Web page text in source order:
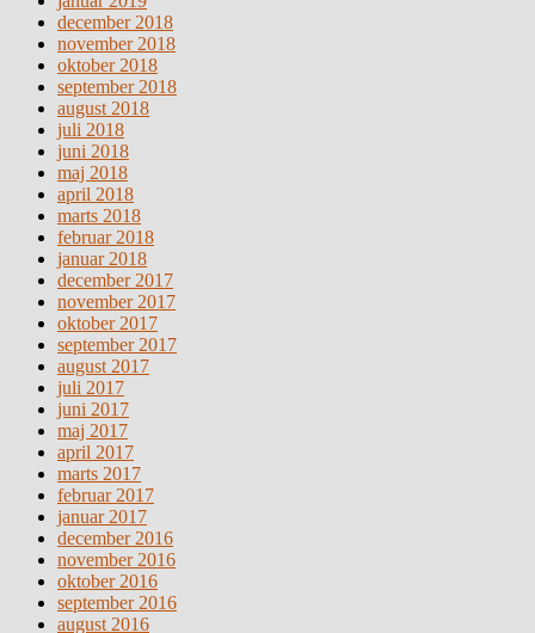
december 2018
november 2018
oktober 2018
september 2018
august 2018
juli 2018
juni 2018
maj 2018
april 2018
marts 2018
februar 2018
januar 2018
december 2017
november 2017
oktober 2017
september 2017
august 2017
juli 2017
juni 2017
maj 2017
april 2017
marts 2017
februar 2017
januar 2017
december 2016
november 2016
oktober 2016
september 2016
august 2016